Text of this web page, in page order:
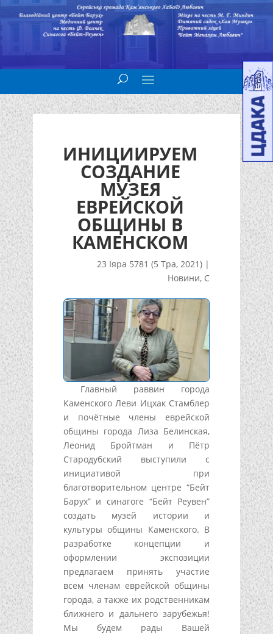
ИНИЦИИРУЕМ
СОЗДАНИЕ
МУЗЕЯ
ЕВРЕЙСКОЙ
ОБЩИНЫ В
КАМЕНСКОМ
23 Іяра 5781 (5 Тра, 2021) |
Новини, С
Главный раввин города
Каменского Леви Ицхак Стамблер
и почётные члены еврейской
общины города Лиза Белинская,
Леонид Бройтман и Пётр
Стародубский выступили с
инициативой при
благотворительном центре “Бейт
Барух” и синагоге “Бейт Реувен”
создать музей истории и
культуры общины Каменского. В
разработке концепции и
оформлении экспозиции
предлагаем принять участие
всем членам еврейской общины
города, а также их родственникам
ближнего и дальнего зарубежья!
Мы будем рады Вашей